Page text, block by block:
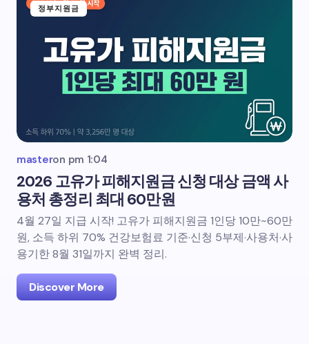
정부지원금
masteron pm 1:04
2026 고유가 피해지원금 신청 대상 금액 사
용처 총정리 최대 60만원
4월 27일 지급 시작! 고유가 피해지원금 1인당 10만~60만
원, 소득 하위 70% 건강보험료 기준·신청 5부제·사용처·사
용기한 8월 31일까지 완벽 정리.
Discover More